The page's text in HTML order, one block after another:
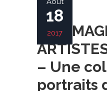
18
2017
– Une
portraits